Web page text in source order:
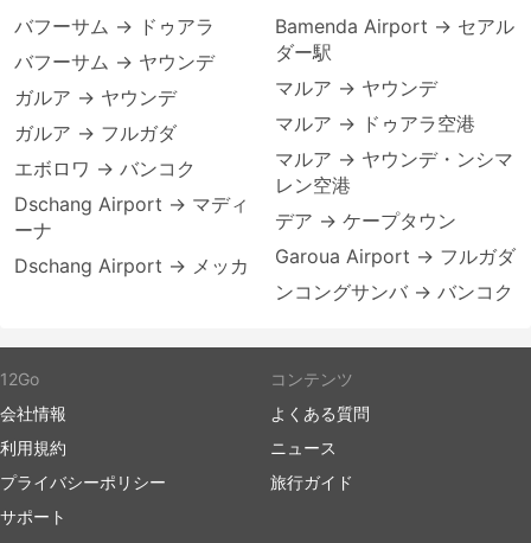
バフーサム → ドゥアラ
バフーサム → ヤウンデ
ガルア → ヤウンデ
ガルア → フルガダ
エボロワ → バンコク
Dschang Airport → マディ
ーナ
Dschang Airport → メッカ
Bamenda Airport → セアル
ダー駅
マルア → ヤウンデ
マルア → ドゥアラ空港
マルア → ヤウンデ・ンシマ
レン空港
デア → ケープタウン
Garoua Airport → フルガダ
ンコングサンバ → バンコク
12Go
会社情報
利用規約
プライバシーポリシー
サポート
コンテンツ
よくある質問
ニュース
旅行ガイド